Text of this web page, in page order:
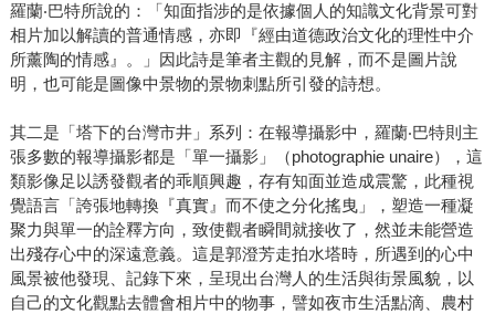
羅蘭‧巴特所說的：「知面指涉的是依據個人的知識文化背景可對
相片加以解讀的普通情感，亦即『經由道德政治文化的理性中介
所薰陶的情感』。」因此詩是筆者主觀的見解，而不是圖片說
明，也可能是圖像中景物的景物刺點所引發的詩想。
其二是「塔下的台灣市井」系列：在報導攝影中，羅蘭‧巴特則主
張多數的報導攝影都是「單一攝影」（photographie unaire），這
類影像足以誘發觀者的乖順興趣，存有知面並造成震驚，此種視
覺語言「誇張地轉換『真實』而不使之分化搖曳」，塑造一種凝
聚力與單一的詮釋方向，致使觀者瞬間就接收了，然並未能營造
出殘存心中的深遠意義。這是郭澄芳走拍水塔時，所遇到的心中
風景被他發現、記錄下來，呈現出台灣人的生活與街景風貌，以
自己的文化觀點去體會相片中的物事，譬如夜市生活點滴、農村